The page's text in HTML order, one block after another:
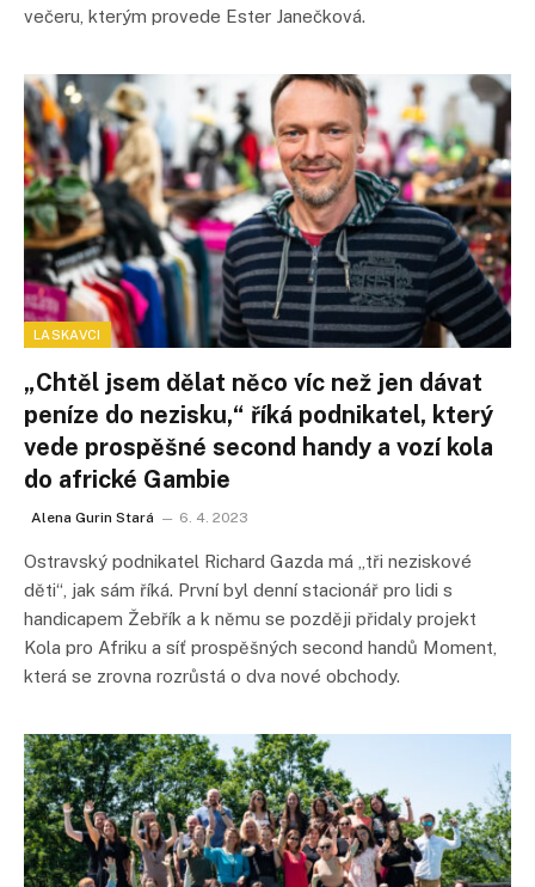
večeru, kterým provede Ester Janečková.
LASKAVCI
„Chtěl jsem dělat něco víc než jen dávat
peníze do nezisku,“ říká podnikatel, který
vede prospěšné second handy a vozí kola
do africké Gambie
Alena Gurin Stará 6. 4. 2023
Ostravský podnikatel Richard Gazda má „tři neziskové
děti“, jak sám říká. První byl denní stacionář pro lidi s
handicapem Žebřík a k němu se později přidaly projekt
Kola pro Afriku a síť prospěšných second handů Moment,
která se zrovna rozrůstá o dva nové obchody.